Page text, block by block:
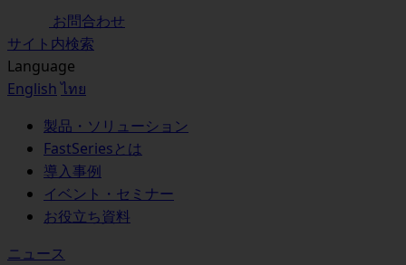
お問合わせ
サイト内検索
Language
English ไทย
製品・ソリューション
FastSeriesとは
導入事例
イベント・セミナー
お役立ち資料
ニュース